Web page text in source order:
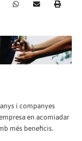
i companyes
en acomiadar
més beneficis.